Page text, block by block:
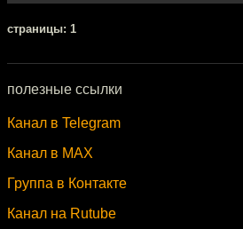
cтраницы: 1
полезные ссылки
Канал в Telegram
Канал в MAX
Группа в Контакте
Канал на Rutube